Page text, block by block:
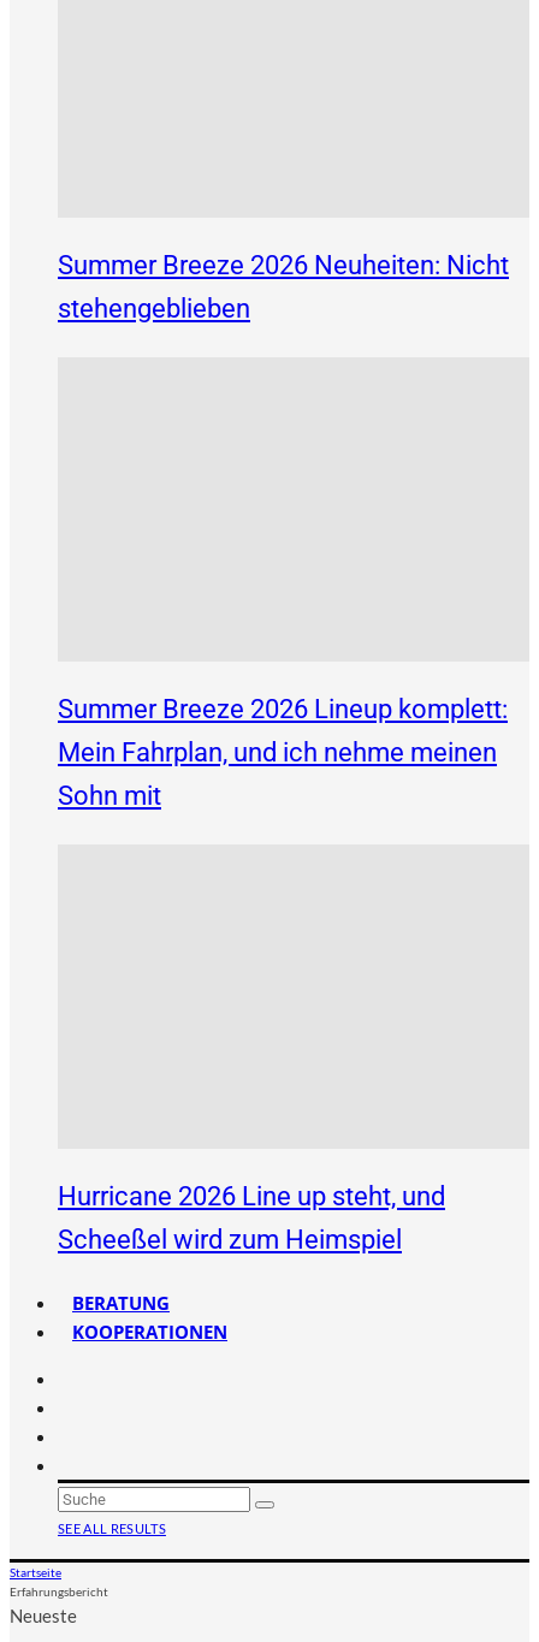
Summer Breeze 2026 Neuheiten: Nicht
stehengeblieben
Summer Breeze 2026 Lineup komplett:
Mein Fahrplan, und ich nehme meinen
Sohn mit
Hurricane 2026 Line up steht, und
Scheeßel wird zum Heimspiel
BERATUNG
KOOPERATIONEN
SEE ALL RESULTS
Startseite
Erfahrungsbericht
Neueste